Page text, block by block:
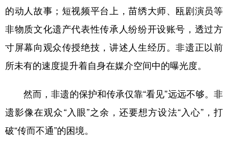
的动人故事；短视频平台上，苗绣大师、瓯剧演员等
非物质文化遗产代表性传承人纷纷开设账号，透过方
寸屏幕向观众传授绝技，讲述人生经历。非遗正以前
所未有的速度提升着自身在媒介空间中的曝光度。
然而，非遗的保护和传承仅靠“看见”远远不够。非
遗影像在观众“入眼”之余，还要想方设法“入心”，打
破“传而不通”的困境。